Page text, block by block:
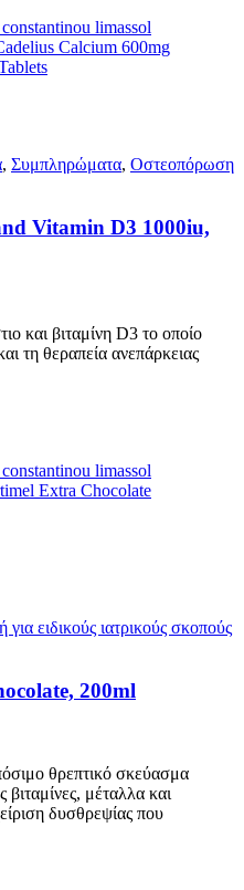
, Συμπληρώματα, Οστεοπόρωση
Vitamin D3 1000iu,
και βιταμίνη D3 το οποίο
τη θεραπεία ανεπάρκειας
για ειδικούς ιατρικούς σκοπούς
200ml
θρεπτικό σκεύασμα
βιταμίνες, μέταλλα και
δυσθρεψίας που